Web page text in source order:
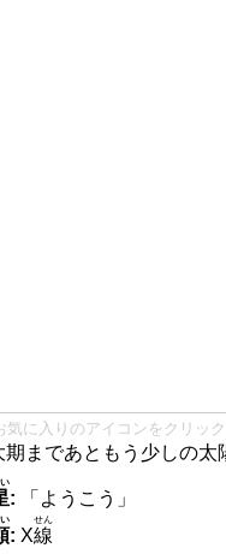
に入りのアイコンをクリック
期まであともう少しの太
:
「ようこう」
: X線
せん